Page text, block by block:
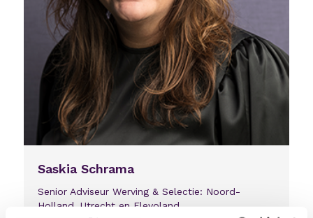
Saskia Schrama
Senior Adviseur Werving & Selectie: Noord-
Holland, Utrecht en Flevoland